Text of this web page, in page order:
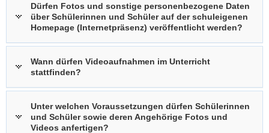
Dürfen Fotos und sonstige personenbezogene Daten
über Schülerinnen und Schüler auf der schuleigenen
Homepage (Internetpräsenz) veröffentlicht werden?
Wann dürfen Videoaufnahmen im Unterricht
stattfinden?
Unter welchen Voraussetzungen dürfen Schülerinnen
und Schüler sowie deren Angehörige Fotos und
Videos anfertigen?